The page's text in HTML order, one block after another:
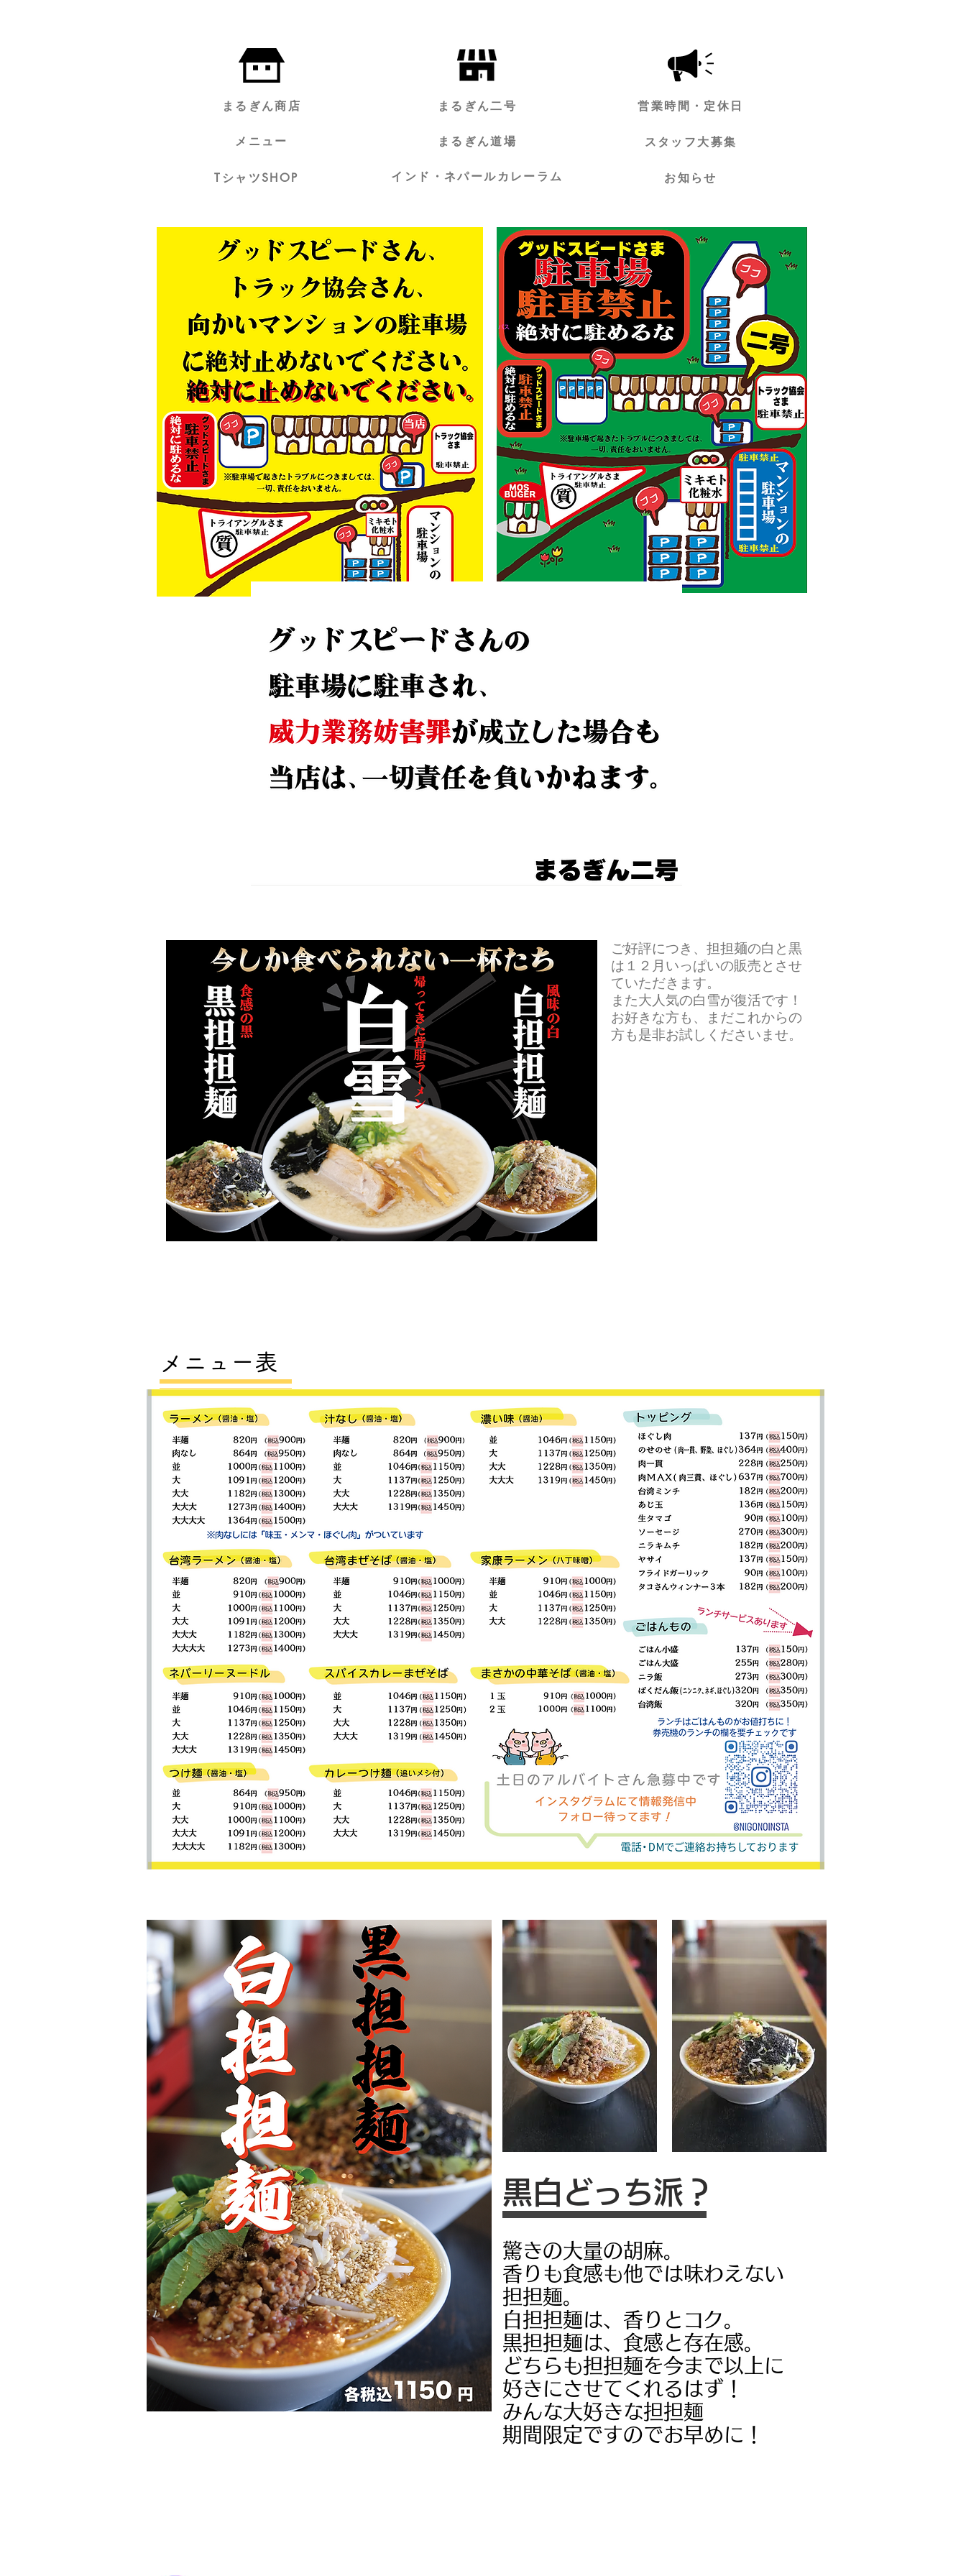
まるぎん商店
メニュー
TシャツSHOP
まるぎん二号
インド・ネパールカレーラム
まるぎん道場
営業時間・定休日
スタッフ大募集
お知らせ
ご好評につき、担担麺の白と黒
は１２月いっぱいの販売とさせ
ていただきます。
また大人気の白雪が復活です！
​お好きな方も、まだこれからの
方も是非お試しくださいませ。
メニュー​表
黒白どっち派？
驚きの大量の胡麻。
香りも食感も他では味わえない
担担麺。
白担担麺は、香りとコク。
黒担担麺は、食感と存在感。
どちらも担担麺を今まで以上に
好きにさせてくれるはず！
みんな大好きな担担麺
​期間限定ですのでお早めに！